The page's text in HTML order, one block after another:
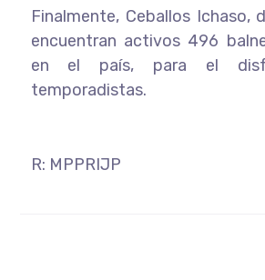
Finalmente, Ceballos Ichaso,
encuentran activos 496
en el país, para el
temporadistas.
R: MPPRIJP